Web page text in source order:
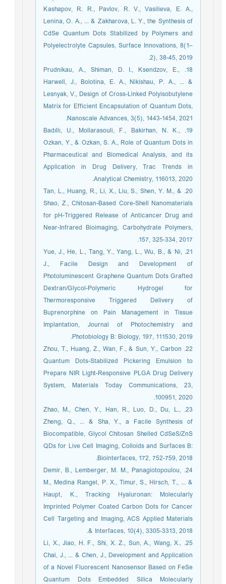
Kashapov, R. R., Pavlov, R. V., Vasilieva, E. A.,
Lenina, O. A., ... & Zakharova, L. Y., the Synthesis of
CdSe Quantum Dots Stabilized by Polymers and
Polyelectrolyte Capsules, Surface Innovations, 8(1–
2), 38-45, 2019.
18. Prudnikau, A., Shiman, D. I., Ksendzov, E.,
Harwell, J., Bolotina, E. A., Nikishau, P. A., ... &
Lesnyak, V., Design of Cross-Linked Polyisobutylene
Matrix for Efficient Encapsulation of Quantum Dots,
Nanoscale Advances, 3(5), 1443-1454, 2021.
19. Badıllı, U., Mollarasouli, F., Bakirhan, N. K.,
Ozkan, Y., & Ozkan, S. A., Role of Quantum Dots in
Pharmaceutical and Biomedical Analysis, and its
Application in Drug Delivery, Trac Trends in
Analytical Chemistry, 116013, 2020.
20. Tan, L., Huang, R., Li, X., Liu, S., Shen, Y. M., &
Shao, Z., Chitosan-Based Core-Shell Nanomaterials
for pH-Triggered Release of Anticancer Drug and
Near-Infrared Bioimaging, Carbohydrate Polymers,
157, 325-334, 2017.
21. Yue, J., He, L., Tang, Y., Yang, L., Wu, B., & Ni,
J., Facile Design and Development of
Photoluminescent Graphene Quantum Dots Grafted
Dextran/Glycol-Polymeric Hydrogel for
Thermoresponsive Triggered Delivery of
Buprenorphine on Pain Management in Tissue
Implantation, Journal of Photochemistry and
Photobiology B: Biology, 197, 111530, 2019.
22. Zhou, T., Huang, Z., Wan, F., & Sun, Y., Carbon
Quantum Dots-Stabilized Pickering Emulsion to
Prepare NIR Light-Responsive PLGA Drug Delivery
System, Materials Today Communications, 23,
100951, 2020.
23. Zhao, M., Chen, Y., Han, R., Luo, D., Du, L.,
Zheng, Q., ... & Sha, Y., a Facile Synthesis of
Biocompatible, Glycol Chitosan Shelled CdSeS/ZnS
QDs for Live Cell Imaging, Colloids and Surfaces B:
Biointerfaces, 172, 752-759, 2018.
24. Demir, B., Lemberger, M. M., Panagiotopoulou,
M., Medina Rangel, P. X., Timur, S., Hirsch, T., ... &
Haupt, K., Tracking Hyaluronan: Molecularly
Imprinted Polymer Coated Carbon Dots for Cancer
Cell Targeting and Imaging, ACS Applied Materials
& Interfaces, 10(4), 3305-3313, 2018.
25. Li, X., Jiao, H. F., Shi, X. Z., Sun, A., Wang, X.,
Chai, J., ... & Chen, J., Development and Application
of a Novel Fluorescent Nanosensor Based on FeSe
Quantum Dots Embedded Silica Molecularly